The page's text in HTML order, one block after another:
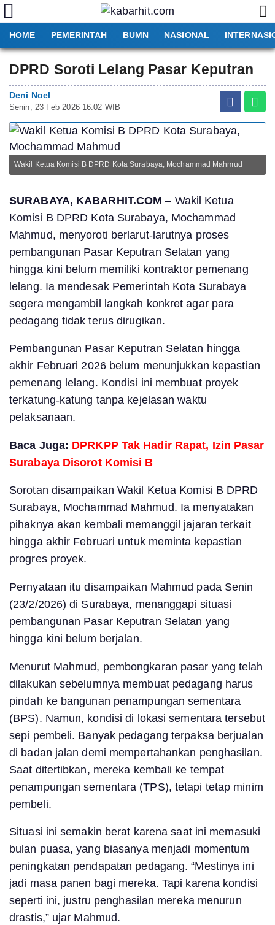
HOME PEMERINTAH BUMN NASIONAL
DPRD Soroti Lelang Pasar Keputran
Deni Noel
Senin, 23 Feb 2026 16:02 WIB
Wakil Ketua Komisi B DPRD Kota Surabaya, Mochammad Mahmud
SURABAYA, KABARHIT.COM – Wakil Ketua
Komisi B DPRD Kota Surabaya, Mochammad
Mahmud, menyoroti berlarut-larutnya proses
pembangunan Pasar Keputran Selatan yang
hingga kini belum memiliki kontraktor pemenang
lelang. Ia mendesak Pemerintah Kota Surabaya
segera mengambil langkah konkret agar para
pedagang tidak terus dirugikan.
Pembangunan Pasar Keputran Selatan hingga
akhir Februari 2026 belum menunjukkan kepastian
pemenang lelang. Kondisi ini membuat proyek
terkatung-katung tanpa kejelasan waktu
pelaksanaan.
Baca Juga: DPRKPP Tak Hadir Rapat, Izin Pasar
Surabaya Disorot Komisi B
Sorotan disampaikan Wakil Ketua Komisi B DPRD
Surabaya, Mochammad Mahmud. Ia menyatakan
pihaknya akan kembali memanggil jajaran terkait
hingga akhir Februari untuk meminta kepastian
progres proyek.
Pernyataan itu disampaikan Mahmud pada Senin
(23/2/2026) di Surabaya, menanggapi situasi
pembangunan Pasar Keputran Selatan yang
hingga kini belum berjalan.
Menurut Mahmud, pembongkaran pasar yang telah
dilakukan sebelumnya membuat pedagang harus
pindah ke bangunan penampungan sementara
(BPS). Namun, kondisi di lokasi sementara tersebut
sepi pembeli. Banyak pedagang terpaksa berjualan
di badan jalan demi mempertahankan penghasilan.
Saat ditertibkan, mereka kembali ke tempat
penampungan sementara (TPS), tetapi tetap minim
pembeli.
Situasi ini semakin berat karena saat ini memasuki
bulan puasa, yang biasanya menjadi momentum
peningkatan pendapatan pedagang. “Mestinya ini
jadi masa panen bagi mereka. Tapi karena kondisi
seperti ini, justru penghasilan mereka menurun
drastis,” ujar Mahmud.